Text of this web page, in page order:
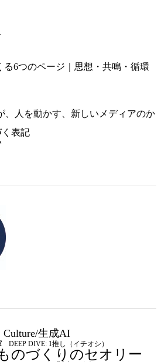
る6つのページ｜思想・共鳴・循環
、人を動かす、新しいメディアのか
表記
Culture/生成AI
DEEP DIVE: 1推し（イチオシ）
のづくりのセオリー